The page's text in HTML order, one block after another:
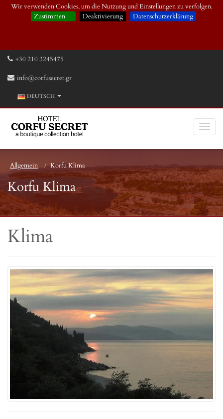
Wir verwenden Cookies, um die Nutzung und Einstellungen zu verfolgen.
Zustimmen
Deaktivierung Datenschutzerklärung
+30 210 3245475
info@corfusecret.gr
DEUTSCH
Allgemein Korfu Klima
Korfu Klima
Klima